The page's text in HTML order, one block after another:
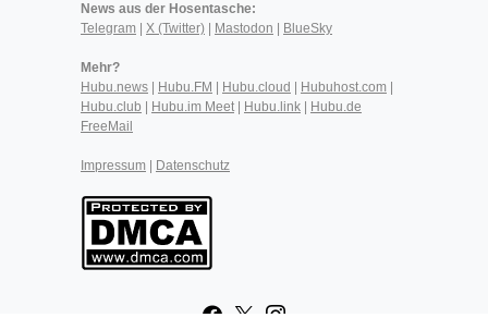
News aus der Hosentasche:
Telegram
X (Twitter) Mastodon BlueSky
Mehr?
Hubu.news
Hubu.FM Hubu.cloud Hubuhost.com
Hubu.club
Hubu.im Meet| Hubu.link
Hubu.de
FreeMail
Impressum Datenschutz